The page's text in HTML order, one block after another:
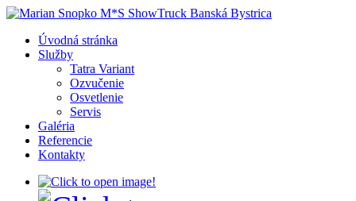
Úvodná stránka
Služby
Tatra Variant
Ozvučenie
Osvetlenie
Servis
Galéria
Referencie
Kontakty